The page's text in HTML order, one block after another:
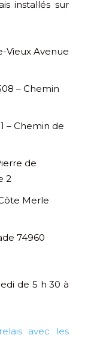
installés sur
Vieux Avenue
– Chemin
– Chemin de
de
2
Merle
74960
de 5 h 30 à
avec les